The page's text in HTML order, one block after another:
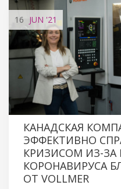
16 JUN '21
КАНАДСКАЯ
ЭФФЕКТИВНО
КРИЗИСОМ ИЗ-
КОРОНАВИРУСА
ОТ VOLLMER